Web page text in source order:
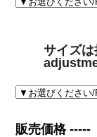
サイズ
販売価格 -----